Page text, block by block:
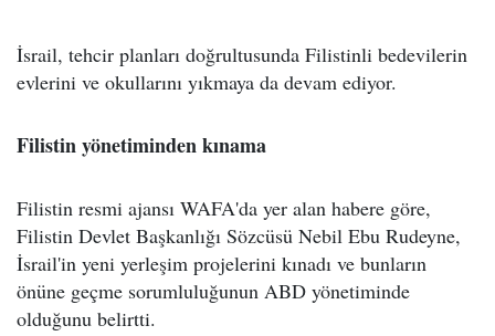
İsrail, tehcir planları doğrultusunda Filistinli bedevilerin
evlerini ve okullarını yıkmaya da devam ediyor.
Filistin yönetiminden kınama
Filistin resmi ajansı WAFA'da yer alan habere göre,
Filistin Devlet Başkanlığı Sözcüsü Nebil Ebu Rudeyne,
İsrail'in yeni yerleşim projelerini kınadı ve bunların
önüne geçme sorumluluğunun ABD yönetiminde
olduğunu belirtti.